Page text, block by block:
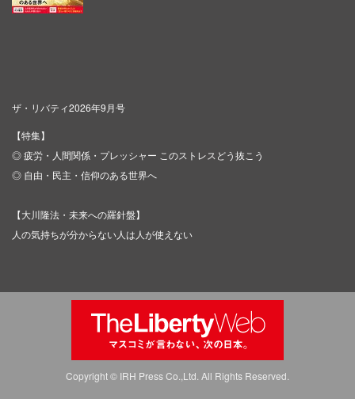
ザ・リバティ2026年9月号
【特集】
◎ 疲労・人間関係・プレッシャー このストレスどう抜こう
◎ 自由・民主・信仰のある世界へ
【大川隆法・未来への羅針盤】
人の気持ちが分からない人は人が使えない
Copyright © IRH Press Co.,Ltd. All Rights Reserved.